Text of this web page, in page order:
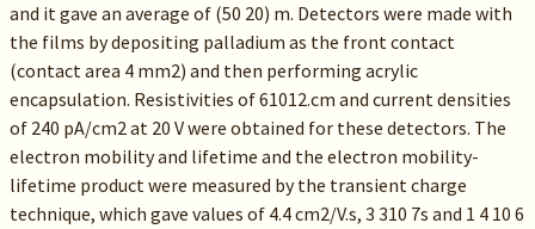
and it gave an average of (50 20) m. Detectors were made with
the films by depositing palladium as the front contact
(contact area 4 mm2) and then performing acrylic
encapsulation. Resistivities of 61012.cm and current densities
of 240 pA/cm2 at 20 V were obtained for these detectors. The
electron mobility and lifetime and the electron mobility-
lifetime product were measured by the transient charge
technique, which gave values of 4.4 cm2/V.s, 3 310 7s and 1 4 10 6